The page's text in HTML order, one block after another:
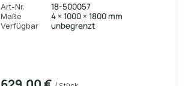
Rahmen EV1
Art-Nr. 18-500057
Maße 4 × 1000 × 1800 mm
Verfügbar unbegrenzt